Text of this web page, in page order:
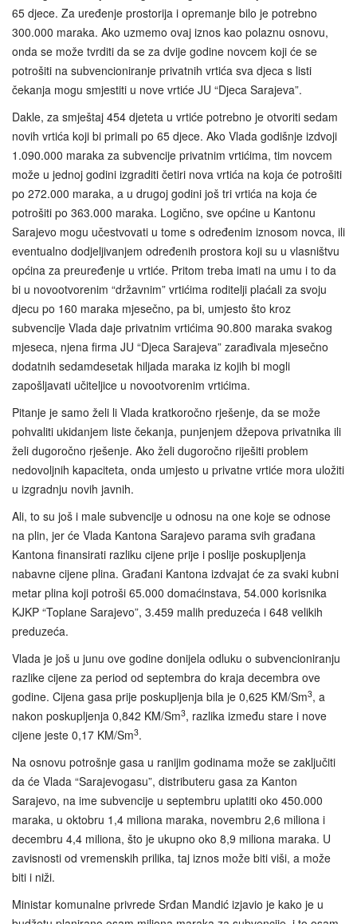
65 djece. Za uređenje prostorija i opremanje bilo je potrebno
300.000 maraka. Ako uzmemo ovaj iznos kao polaznu osnovu,
onda se može tvrditi da se za dvije godine novcem koji će se
potrošiti na subvencioniranje privatnih vrtića sva djeca s listi
čekanja mogu smjestiti u nove vrtiće JU “Djeca Sarajeva”.
Dakle, za smještaj 454 djeteta u vrtiće potrebno je otvoriti sedam
novih vrtića koji bi primali po 65 djece. Ako Vlada godišnje izdvoji
1.090.000 maraka za subvencije privatnim vrtićima, tim novcem
može u jednoj godini izgraditi četiri nova vrtića na koja će potrošiti
po 272.000 maraka, a u drugoj godini još tri vrtića na koja će
potrošiti po 363.000 maraka. Logično, sve općine u Kantonu
Sarajevo mogu učestvovati u tome s određenim iznosom novca, ili
eventualno dodjeljivanjem određenih prostora koji su u vlasništvu
općina za preuređenje u vrtiće. Pritom treba imati na umu i to da
bi u novootvorenim “državnim” vrtićima roditelji plaćali za svoju
djecu po 160 maraka mjesečno, pa bi, umjesto što kroz
subvencije Vlada daje privatnim vrtićima 90.800 maraka svakog
mjeseca, njena firma JU “Djeca Sarajeva” zarađivala mjesečno
dodatnih sedamdesetak hiljada maraka iz kojih bi mogli
zapošljavati učiteljice u novootvorenim vrtićima.
Pitanje je samo želi li Vlada kratkoročno rješenje, da se može
pohvaliti ukidanjem liste čekanja, punjenjem džepova privatnika ili
želi dugoročno rješenje. Ako želi dugoročno riješiti problem
nedovoljnih kapaciteta, onda umjesto u privatne vrtiće mora uložiti
u izgradnju novih javnih.
Ali, to su još i male subvencije u odnosu na one koje se odnose
na plin, jer će Vlada Kantona Sarajevo parama svih građana
Kantona finansirati razliku cijene prije i poslije poskupljenja
nabavne cijene plina. Građani Kantona izdvajat će za svaki kubni
metar plina koji potroši 65.000 domaćinstava, 54.000 korisnika
KJKP “Toplane Sarajevo”, 3.459 malih preduzeća i 648 velikih
preduzeća.
Vlada je još u junu ove godine donijela odluku o subvencioniranju
razlike cijene za period od septembra do kraja decembra ove
godine. Cijena gasa prije poskupljenja bila je 0,625 KM/Sm3, a
nakon poskupljenja 0,842 KM/Sm3, razlika između stare i nove
cijene jeste 0,17 KM/Sm3.
Na osnovu potrošnje gasa u ranijim godinama može se zaključiti
da će Vlada “Sarajevogasu”, distributeru gasa za Kanton
Sarajevo, na ime subvencije u septembru uplatiti oko 450.000
maraka, u oktobru 1,4 miliona maraka, novembru 2,6 miliona i
decembru 4,4 miliona, što je ukupno oko 8,9 miliona maraka. U
zavisnosti od vremenskih prilika, taj iznos može biti viši, a može
biti i niži.
Ministar komunalne privrede Srđan Mandić izjavio je kako je u